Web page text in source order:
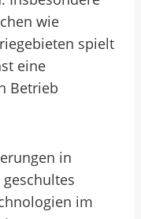
wie
spielt
eine
Betrieb
in
im